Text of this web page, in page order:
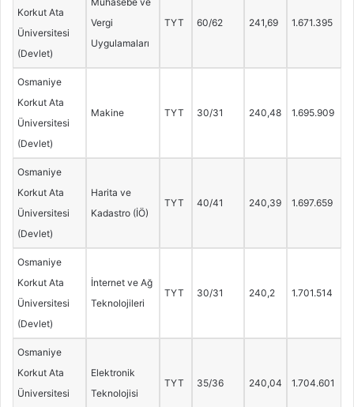
Korkut Ata
Üniversitesi
(Devlet)
Vergi
Uygulamaları
TYT 60/62 241,69 1.671.395
Osmaniye
Korkut Ata
Üniversitesi
(Devlet)
Makine TYT 30/31 240,48 1.695.909
Osmaniye
Korkut Ata
Üniversitesi
(Devlet)
Harita ve
Kadastro (İÖ)
TYT 40/41 240,39 1.697.659
Osmaniye
Korkut Ata
Üniversitesi
(Devlet)
İnternet ve Ağ
Teknolojileri
TYT 30/31 240,2 1.701.514
Osmaniye
Korkut Ata
Üniversitesi
Elektronik
Teknolojisi
TYT 35/36 240,04 1.704.601